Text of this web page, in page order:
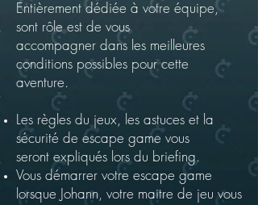
Entièrementdédiée à votre équipe,
sont rôle est de vous
accompagner dans les meilleures
conditions possibles pour cette
aventure.
Les règles du jeux, les astuces et la
sécurité de escape game vous
seront expliqués lors du briefing.
Vous démarrer votre escape game
lorsque Johann, votre maitre de jeu vous